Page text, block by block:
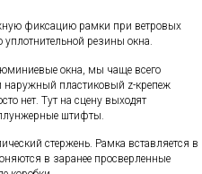
фиксацию рамки при ветровых
резины окна.
окна, мы чаще всего
наружный пластиковый z-крепеж
нет. Тут на сцену выходят
штифты.
стержень. Рамка вставляется в
в заранее просверленные